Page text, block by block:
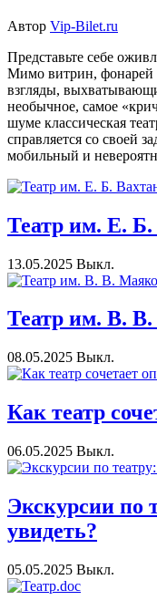
Автор Vip-Bilet.ru
Представьте себе
Мимо витрин, фонарей
взгляды,
необычное, самое
шуме классическая
справляется со своей
мобильный и
Театр им. Е. Б.
13.05.2025 Выкл.
Театр им. В.
08.05.2025 Выкл.
Как театр
06.05.2025 Выкл.
Экскурсии по
увидеть?
05.05.2025 Выкл.